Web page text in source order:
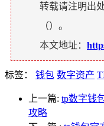
转载请注明出处
（）。
本文地址：
标签： 钱包 数字资产
上一篇: tp数字钱
攻略